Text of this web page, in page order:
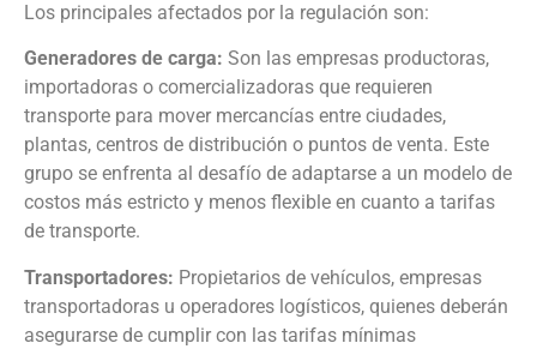
Los principales afectados por la regulación son:
Generadores de carga: Son las empresas productoras,
importadoras o comercializadoras que requieren
transporte para mover mercancías entre ciudades,
plantas, centros de distribución o puntos de venta. Este
grupo se enfrenta al desafío de adaptarse a un modelo de
costos más estricto y menos flexible en cuanto a tarifas
de transporte.
Transportadores: Propietarios de vehículos, empresas
transportadoras u operadores logísticos, quienes deberán
asegurarse de cumplir con las tarifas mínimas